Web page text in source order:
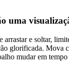
uma
arrastar e soltar,
glorificada. Mova
mudar em tempo